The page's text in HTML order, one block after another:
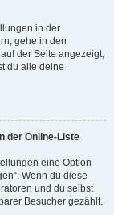
in der
gehe in den
der Seite angezeigt,
du alle deine
der Online-Liste
eine Option
Wenn du diese
und du selbst
Besucher gezählt.